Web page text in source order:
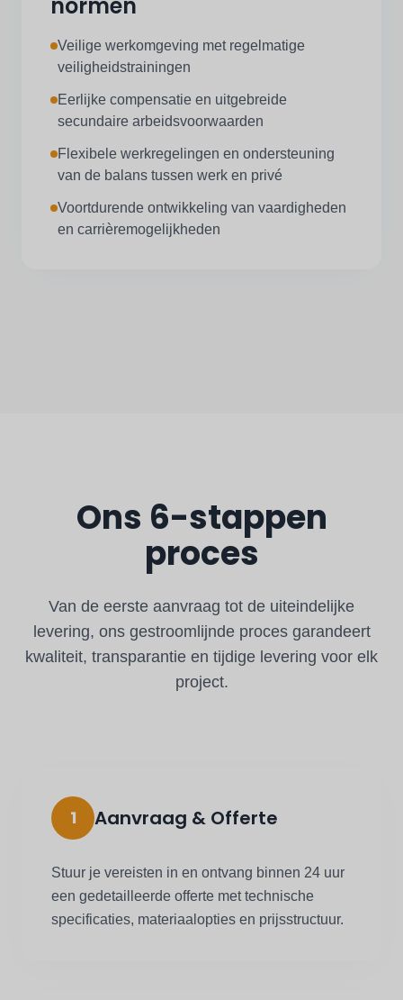
normen
Veilige werkomgeving met regelmatige
veiligheidstrainingen
Eerlijke compensatie en uitgebreide
secundaire arbeidsvoorwaarden
Flexibele werkregelingen en ondersteuning
van de balans tussen werk en privé
Voortdurende ontwikkeling van vaardigheden
en carrièremogelijkheden
Ons 6-stappen
proces
Van de eerste aanvraag tot de uiteindelijke
levering, ons gestroomlijnde proces garandeert
kwaliteit, transparantie en tijdige levering voor elk
project.
1 Aanvraag & Offerte
Stuur je vereisten in en ontvang binnen 24 uur
een gedetailleerde offerte met technische
specificaties, materiaalopties en prijsstructuur.